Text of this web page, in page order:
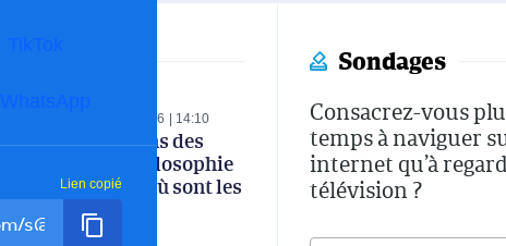
TikTok
WhatsApp
Lien copié
08-08-2026 14:10
Modifications des
matières philosophie
et français : où sont les
partis ?
Sondages
Consacrez-vous
temps à naviguer
internet qu’à
télévision ?